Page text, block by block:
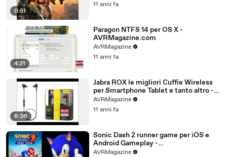
0:51
11 anni fa
4:21
Paragon NTFS 14 per OS X -
AVRMagazine.com
AVRMagazine
11 anni fa
6:36
Jabra ROX le migliori Cuffie Wireless
per Smartphone Tablet e tanto altro -
AVRMagazine.com (720p)
AVRMagazine
11 anni fa
Sonic Dash 2 runner game per iOS e
Android Gameplay -
AVRMagazine.com
AVRMagazine